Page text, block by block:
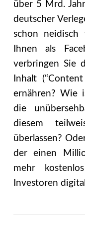
über 5 Mrd.
deutscher
schon
Ihnen als
verbringen Sie
Inhalt
ernähren? Wie
die
diesem
überlassen?
der einen
mehr
Investoren